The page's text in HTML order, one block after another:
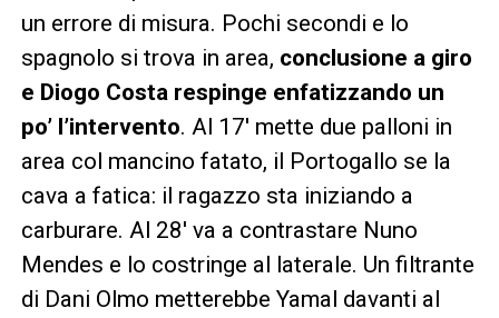
un errore di misura. Pochi secondi e lo
spagnolo si trova in area, conclusione a giro
e Diogo Costa respinge enfatizzando un
po’ l’intervento. Al 17′ mette due palloni in
area col mancino fatato, il Portogallo se la
cava a fatica: il ragazzo sta iniziando a
carburare. Al 28′ va a contrastare Nuno
Mendes e lo costringe al laterale. Un filtrante
di Dani Olmo metterebbe Yamal davanti al